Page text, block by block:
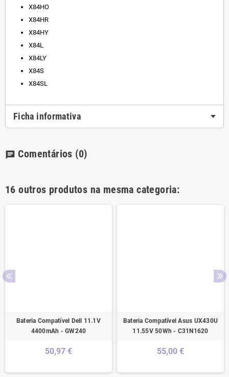
X84HO
X84HR
X84HY
X84L
X84LY
X84S
X84SL
Ficha informativa
chat Comentários (0)
16 outros produtos na mesma categoria:
Bateria Compatível Dell 11.1V
4400mAh - GW240
50,97 €
Bateria Compatível Asus UX430U
11.55V 50Wh - C31N1620
55,00 €